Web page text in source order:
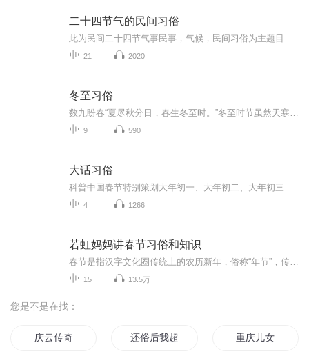
二十四节气的民间习俗
21 2020
冬至习俗
9 590
大话习俗
4 1266
若虹妈妈讲春节习俗和知识
15 13.5万
您是不是在找：
庆云传奇 还俗后我超强 重庆儿女